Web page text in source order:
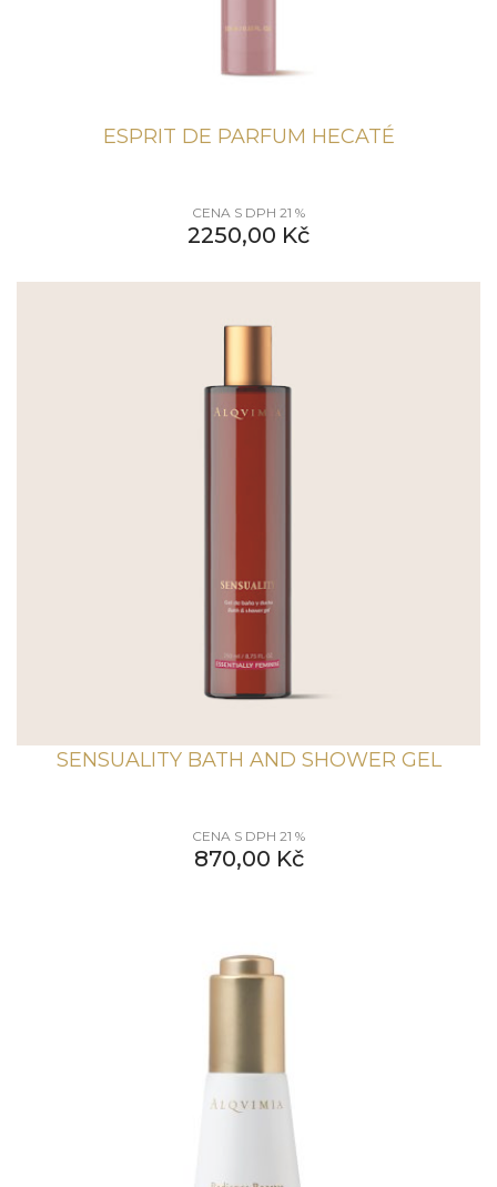
ESPRIT DE PARFUM HECATÉ
CENA S DPH 21 %
2250,00 Kč
SENSUALITY BATH AND SHOWER GEL
CENA S DPH 21 %
870,00 Kč